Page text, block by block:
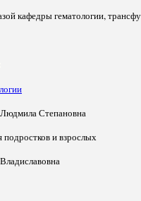
кафедры гематологии,
Людмила Степановна
подростков и взрослых